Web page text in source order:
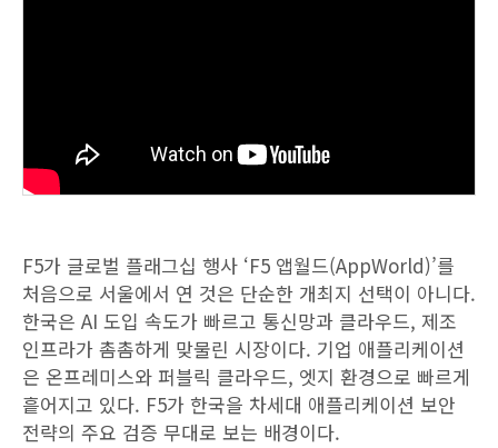
F5가 글로벌 플래그십 행사 ‘F5 앱월드(AppWorld)’를
처음으로 서울에서 연 것은 단순한 개최지 선택이 아니다.
한국은 AI 도입 속도가 빠르고 통신망과 클라우드, 제조
인프라가 촘촘하게 맞물린 시장이다. 기업 애플리케이션
은 온프레미스와 퍼블릭 클라우드, 엣지 환경으로 빠르게
흩어지고 있다. F5가 한국을 차세대 애플리케이션 보안
전략의 주요 검증 무대로 보는 배경이다.